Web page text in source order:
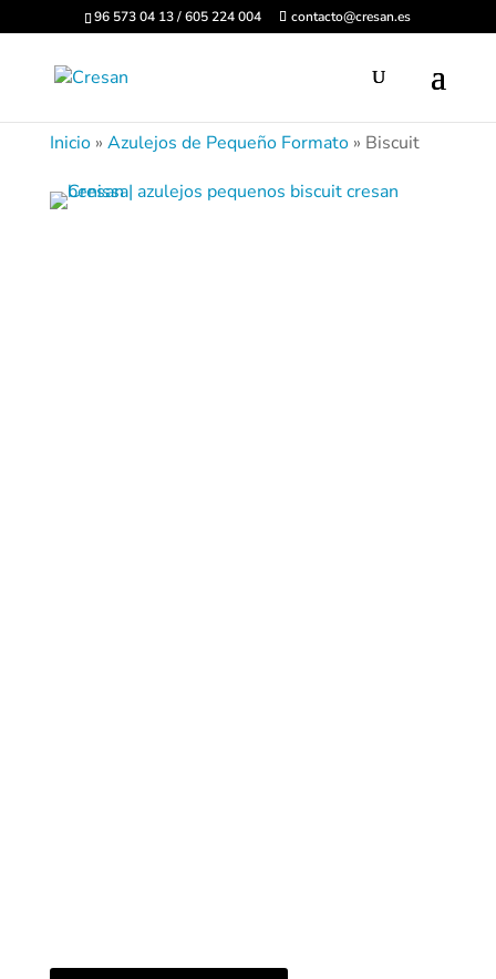
96 573 04 13 / 605 224 004 contacto@cresan.es
Inicio» Azulejos de Pequeño Formato» Biscuit